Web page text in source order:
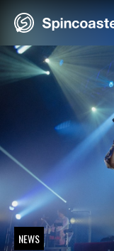
NEWS